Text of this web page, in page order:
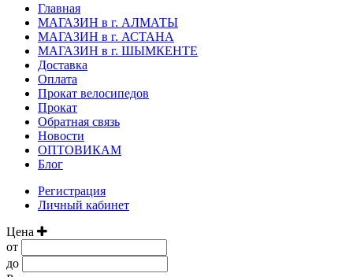
Главная
МАГАЗИН в г. АЛМАТЫ
МАГАЗИН в г. АСТАНА
МАГАЗИН в г. ШЫМКЕНТЕ
Доставка
Оплата
Прокат велосипедов
Прокат
Обратная связь
Новости
ОПТОВИКАМ
Блог
Регистрация
Личный кабинет
Цена
от
до